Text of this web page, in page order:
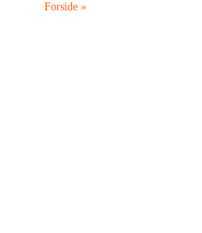
Forside »